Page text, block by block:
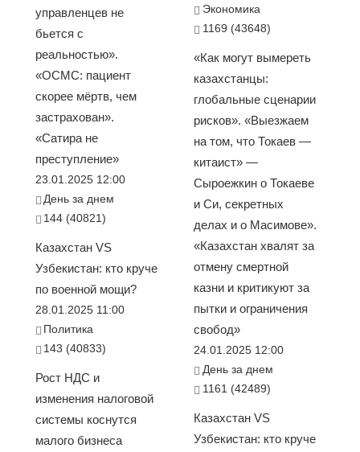
управленцев не
бьется с
реальностью».
«ОСМС: пациент
скорее мёртв, чем
застрахован».
«Сатира не
преступление»
23.01.2025 12:00
День за днем
144 (40821)
Казахстан VS
Узбекистан: кто круче
по военной мощи?
28.01.2025 11:00
Политика
143 (40833)
Рост НДС и
изменения налоговой
системы коснутся
малого бизнеса
Экономика
1169 (43648)
«Как могут вымереть
казахстанцы:
глобальные сценарии
рисков». «Выезжаем
на том, что Токаев —
китаист» —
Сыроежкин о Токаеве
и Си, секретных
делах и о Масимове».
«Казахстан хвалят за
отмену смертной
казни и критикуют за
пытки и ограничения
свобод»
24.01.2025 12:00
День за днем
1161 (42489)
Казахстан VS
Узбекистан: кто круче